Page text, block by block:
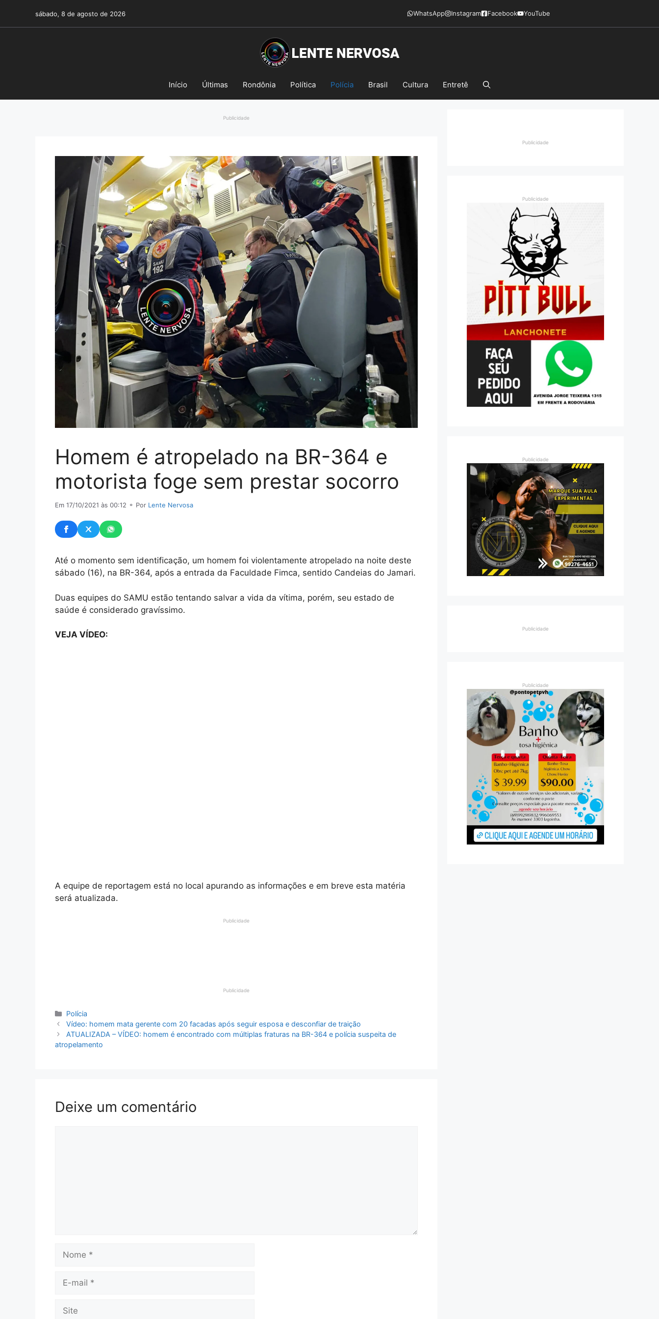
o
sábado, 8 de agosto de 2026 WhatsApp Instagram Facebook YouTube
Início Últimas Rondônia Política Polícia Brasil Cultura Entretê
Publicidade
Homem é atropelado na BR-364 e
motorista foge sem prestar socorro
Em 17/10/2021 às 00:12 ⚬ Por Lente Nervosa
Até o momento sem identificação, um homem foi violentamente atropelado na noite deste
sábado (16), na BR-364, após a entrada da Faculdade Fimca, sentido Candeias do Jamari.
Duas equipes do SAMU estão tentando salvar a vida da vítima, porém, seu estado de
saúde é considerado gravíssimo.
VEJA VÍDEO:
A equipe de reportagem está no local apurando as informações e em breve esta matéria
será atualizada.
Publicidade
Publicidade
Categorias
Polícia
Vídeo: homem mata gerente com 20 facadas após seguir esposa e desconfiar de traição
ATUALIZADA – VÍDEO: homem é encontrado com múltiplas fraturas na BR-364 e polícia suspeita de
atropelamento
Deixe um comentário
mail
Publicidade
Publicidade
Publicidade
Publicidade
Publicidade